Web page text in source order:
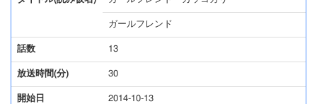
ガールフレンド
話数 13
放送時間(分) 30
開始日 2014-10-13